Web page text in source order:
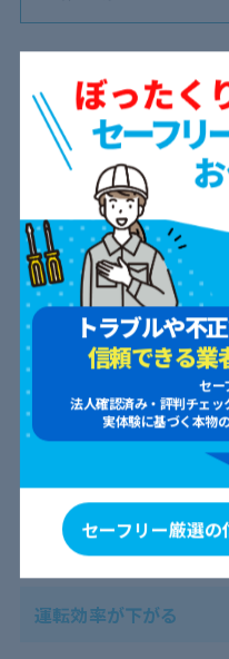
お掃除機能付きエアコンは
ますが、それでも掃除がそれ
。
頻度は少なくても、ときお
でしょう。
エアコンから出る風が臭
エアコン内部にホコリやカ
なってしまいます。
ホコリやカビが、風に乗って
です。
せっかく快適な温度の室内
良く過ごせなくなってしまい
運転効率が下がる
トラブルや不
信頼できる業
セー
法人確認済み・評判チェッ
実体験に基づく本物
セーフリー厳選